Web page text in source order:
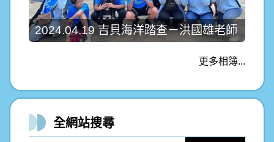
2024.04.19 吉貝海洋踏查－洪國雄老師
更多相簿...
全網站搜尋